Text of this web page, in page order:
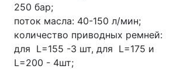
250 бар;
поток масла: 40-150 л/мин;
количество приводных ремней:
для  L=155 -3 шт, для  L=175 и
L=200 - 4шт;